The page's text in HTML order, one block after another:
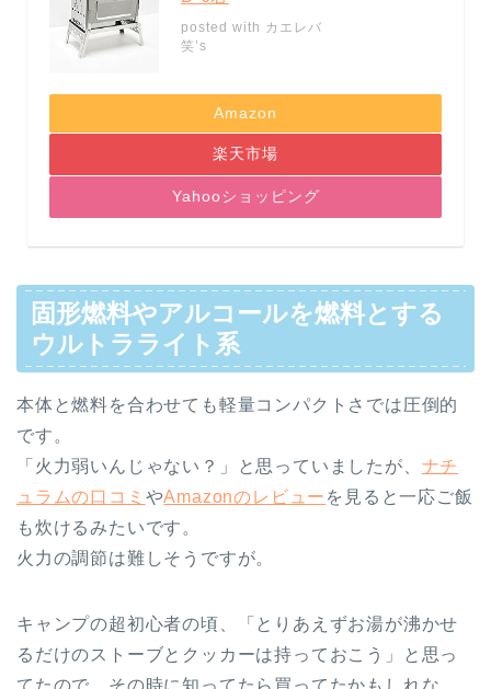
posted with カエレバ
笑’s
Amazon
楽天市場
Yahooショッピング
固形燃料やアルコールを燃料とする
ウルトラライト系
本体と燃料を合わせても軽量コンパクトさでは圧倒的
です。
「火力弱いんじゃない？」と思っていましたが、 ナチ
ュラムの口コミ やAmazonのレビュー を見ると一応ご飯
も炊けるみたいです。
火力の調節は難しそうですが。
キャンプの超初心者の頃、「とりあえずお湯が沸かせ
るだけのストーブとクッカーは持っておこう」と思っ